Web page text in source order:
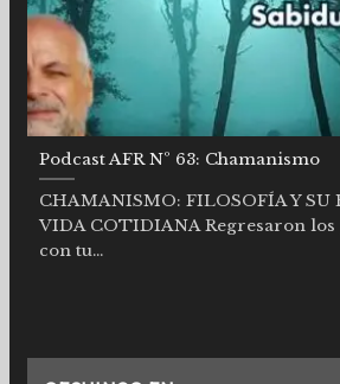
Podcast AFR Nº 63: Chamanismo
CHAMANISMO: FILOSOFÍA Y SU
VIDA COTIDIANA Regresaron los
con tu...